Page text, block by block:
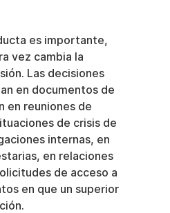
es importante,
vez cambia la
Las decisiones
en documentos de
en reuniones de
de crisis de
internas, en
en relaciones
de acceso a
en que un superior